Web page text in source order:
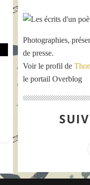
Photographies,
de presse.
Voir le profil de
le portail Overblog